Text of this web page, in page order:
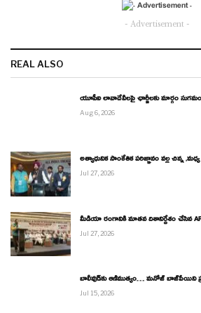
- Advertisement -
REAL ALSO
యూపీఐ లావాదేవీలపై ఛార్జీలకు మార్గం
Aug 6, 2026
అత్యాధునిక సాంకేతిక పరిజ్ఞానం వల్ల చిన్న
Jul 27, 2026
మీడియా రంగానికి నూతన దిశానిర్దేశం చేసిన
Jul 27, 2026
బాలీవుడ్‌కు ఆణిముత్యం… మనోజ్ బాజ్‌పేయిని
Jul 15, 2026